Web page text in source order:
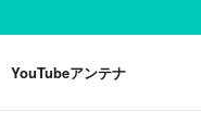
YouTubeアンテナ